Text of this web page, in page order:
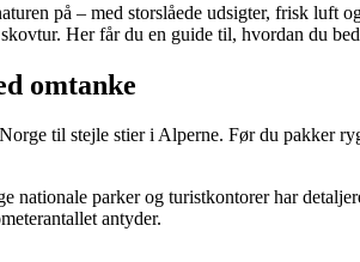
på – med storslåede udsigter, frisk
Her får du en guide til, hvordan du
omtanke
til stejle stier i Alperne. Før du pakker
parker og turistkontorer har
antyder.